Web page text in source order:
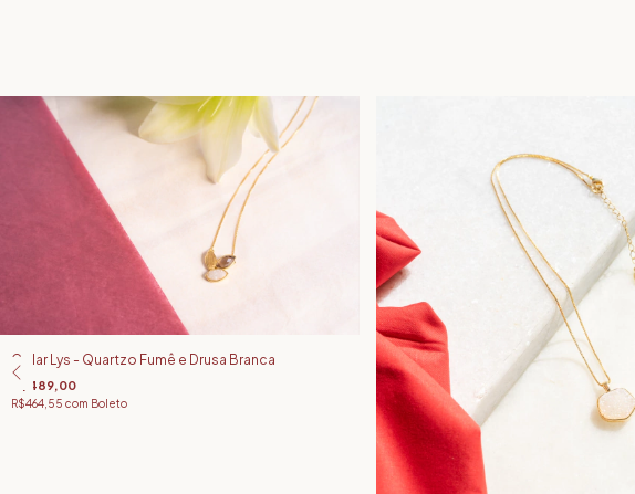
Colar Lys - Quartzo Fumê e Drusa Branca
R$489,00
R$464,55 com Boleto